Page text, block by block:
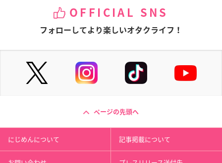
OFFICIAL SNS
フォローしてより楽しいオタクライフ！
ページの先頭へ
にじめんについて 記事掲載について